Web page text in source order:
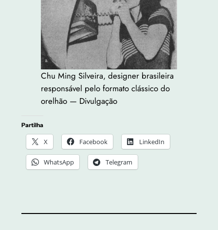
Chu Ming Silveira, designer brasileira
responsável pelo formato clássico do
orelhão — Divulgação
Partilha
X Facebook LinkedIn
WhatsApp Telegram